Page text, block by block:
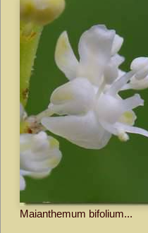
Maianthemum bifolium...